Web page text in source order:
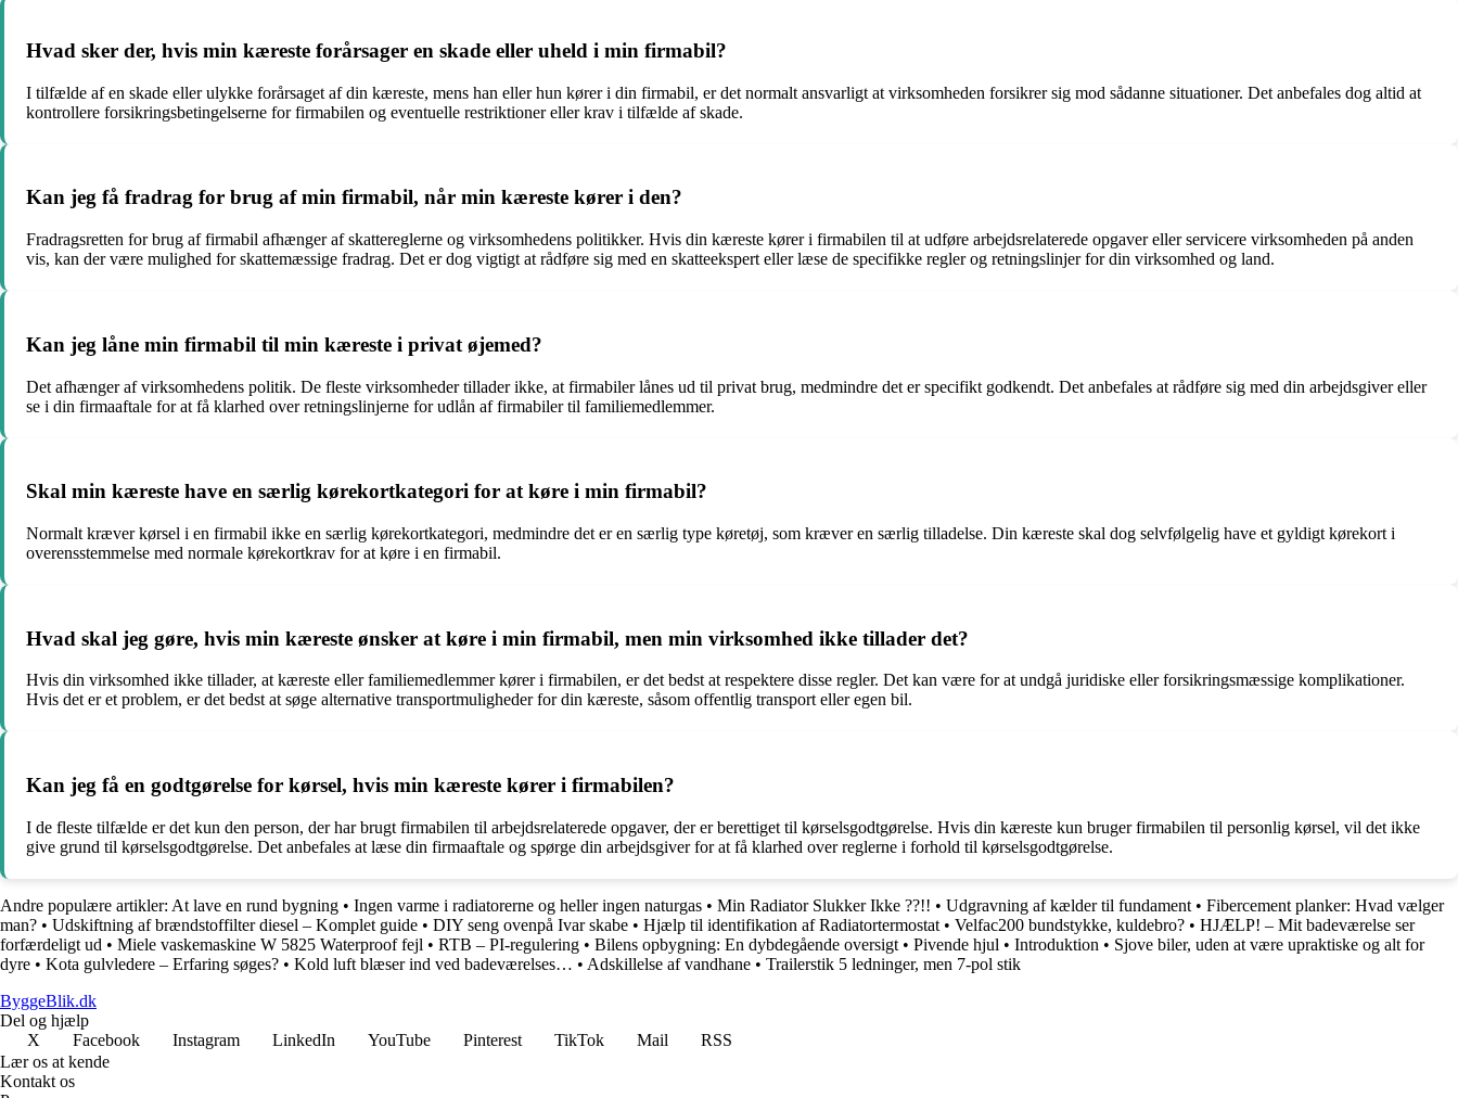
Hvad sker der, hvis min kæreste forårsager en skade eller uheld i min firmabil?
I tilfælde af en skade eller ulykke forårsaget af din kæreste, mens han eller hun kører i din firmabil, er det normalt ansvarligt at virksomheden forsikrer sig mod sådanne situationer. Det anbefales dog altid at
kontrollere forsikringsbetingelserne for firmabilen og eventuelle restriktioner eller krav i tilfælde af skade.
Kan jeg få fradrag for brug af min firmabil, når min kæreste kører i den?
Fradragsretten for brug af firmabil afhænger af skattereglerne og virksomhedens politikker. Hvis din kæreste kører i firmabilen til at udføre arbejdsrelaterede opgaver eller servicere virksomheden på anden
vis, kan der være mulighed for skattemæssige fradrag. Det er dog vigtigt at rådføre sig med en skatteekspert eller læse de specifikke regler og retningslinjer for din virksomhed og land.
Kan jeg låne min firmabil til min kæreste i privat øjemed?
Det afhænger af virksomhedens politik. De fleste virksomheder tillader ikke, at firmabiler lånes ud til privat brug, medmindre det er specifikt godkendt. Det anbefales at rådføre sig med din arbejdsgiver eller
se i din firmaaftale for at få klarhed over retningslinjerne for udlån af firmabiler til familiemedlemmer.
Skal min kæreste have en særlig kørekortkategori for at køre i min firmabil?
Normalt kræver kørsel i en firmabil ikke en særlig kørekortkategori, medmindre det er en særlig type køretøj, som kræver en særlig tilladelse. Din kæreste skal dog selvfølgelig have et gyldigt kørekort i
overensstemmelse med normale kørekortkrav for at køre i en firmabil.
Hvad skal jeg gøre, hvis min kæreste ønsker at køre i min firmabil, men min virksomhed ikke tillader det?
Hvis din virksomhed ikke tillader, at kæreste eller familiemedlemmer kører i firmabilen, er det bedst at respektere disse regler. Det kan være for at undgå juridiske eller forsikringsmæssige komplikationer.
Hvis det er et problem, er det bedst at søge alternative transportmuligheder for din kæreste, såsom offentlig transport eller egen bil.
Kan jeg få en godtgørelse for kørsel, hvis min kæreste kører i firmabilen?
I de fleste tilfælde er det kun den person, der har brugt firmabilen til arbejdsrelaterede opgaver, der er berettiget til kørselsgodtgørelse. Hvis din kæreste kun bruger firmabilen til personlig kørsel, vil det ikke
give grund til kørselsgodtgørelse. Det anbefales at læse din firmaaftale og spørge din arbejdsgiver for at få klarhed over reglerne i forhold til kørselsgodtgørelse.
Andre populære artikler: At lave en rund bygning • Ingen varme i radiatorerne og heller ingen naturgas • Min Radiator Slukker Ikke ??!! • Udgravning af kælder til fundament • Fibercement planker: Hvad vælger
man? • Udskiftning af brændstoffilter diesel – Komplet guide • DIY seng ovenpå Ivar skabe • Hjælp til identifikation af Radiatortermostat • Velfac200 bundstykke, kuldebro? • HJÆLP! – Mit badeværelse ser
forfærdeligt ud • Miele vaskemaskine W 5825 Waterproof fejl • RTB – PI-regulering • Bilens opbygning: En dybdegående oversigt • Pivende hjul • Introduktion • Sjove biler, uden at være upraktiske og alt for
dyre • Kota gulvledere – Erfaring søges? • Kold luft blæser ind ved badeværelses… • Adskillelse af vandhane • Trailerstik 5 ledninger, men 7-pol stik
ByggeBlik.dk
Del og hjælp
X
Facebook Instagram LinkedIn YouTube Pinterest TikTok Mail
RSS
Lær os at kende
Kontakt os